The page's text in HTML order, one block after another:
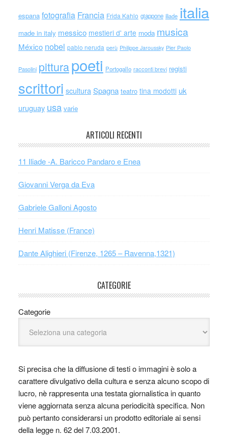
espana fotografia Francia Frida Kahlo giappone iliade italia
made in italy messico mestieri d' arte moda musica
México nobel pablo neruda perù Philippe Jaroussky Pier Paolo
Pasolini pitturapoeti Portogallo racconti brevi registi
scrittori scultura Spagna teatro tina modotti uk
uruguay usa varie
ARTICOLI RECENTI
11 Iliade -A. Baricco Pandaro e Enea
Giovanni Verga da Eva
Gabriele Galloni Agosto
Henri Matisse (France)
Dante Alighieri (Firenze, 1265 – Ravenna,1321)
CATEGORIE
Categorie
Si precisa che la diffusione di testi o immagini è solo a
carattere divulgativo della cultura e senza alcuno scopo di
lucro, nè rappresenta una testata giornalistica in quanto
viene aggiornata senza alcuna periodicità specifica. Non
può pertanto considerarsi un prodotto editoriale ai sensi
della legge n. 62 del 7.03.2001.